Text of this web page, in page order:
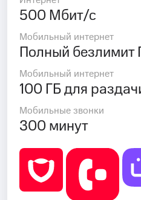
500 Мбит/с
Мобильный интернет
Полный безлимит
Мобильный интернет
100 ГБ для
Мобильные звонки
300 минут